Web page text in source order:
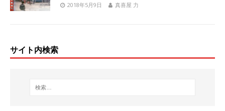
2018年5月9日 真喜屋 力
サイト内検索